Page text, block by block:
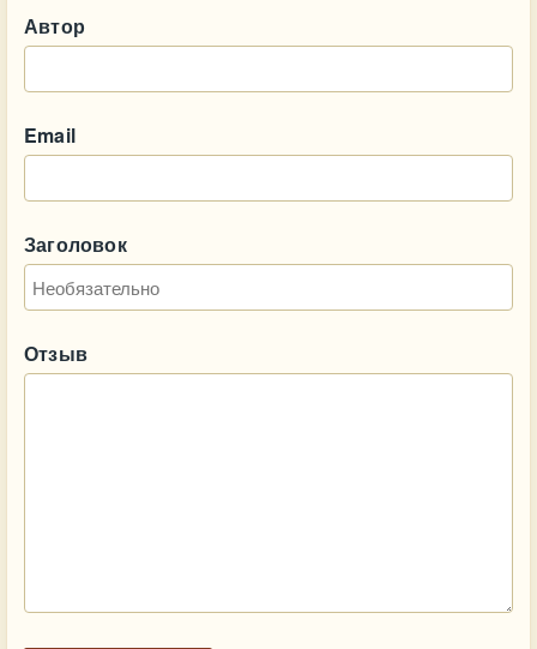
Автор
Email
Заголовок
Отзыв